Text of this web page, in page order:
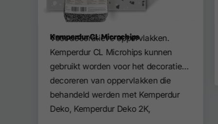
Kemperdur CL Microchips
Voor decoratieve oppervlakken.
Kemperdur CL Microhips kunnen
gebruikt worden voor het decoratief
decoreren van oppervlakken die
behandeld werden met Kemperdur
Deko, Kemperdur Deko 2K,